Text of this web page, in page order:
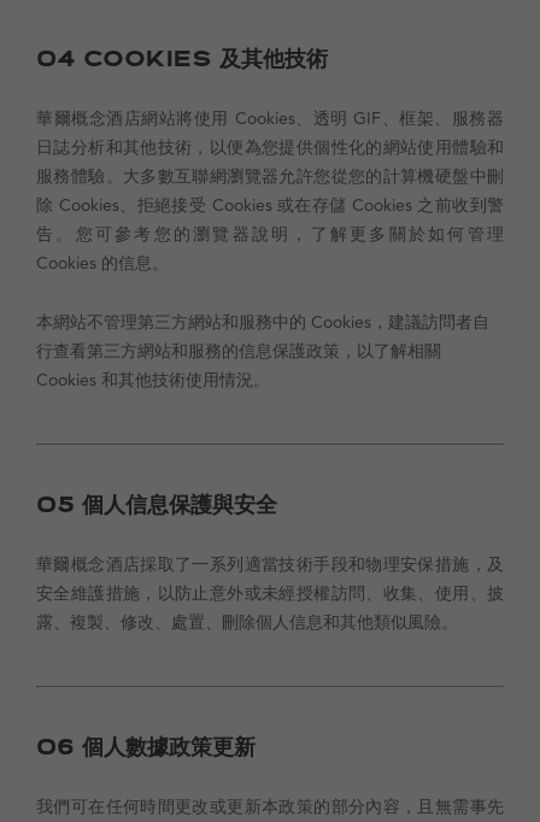
04 COOKIES 及其他技術
華爾概念酒店網站將使用 Cookies、透明 GIF、框架、服務器
日誌分析和其他技術，以便為您提供個性化的網站使用體驗和
服務體驗。大多數互聯網瀏覽器允許您從您的計算機硬盤中刪
除 Cookies、拒絕接受 Cookies 或在存儲 Cookies 之前收到警
告。您可參考您的瀏覽器說明，了解更多關於如何管理
Cookies 的信息。
本網站不管理第三方網站和服務中的 Cookies，建議訪問者自
行查看第三方網站和服務的信息保護政策，以了解相關
Cookies 和其他技術使用情況。
05 個人信息保護與安全
華爾概念酒店採取了一系列適當技術手段和物理安保措施，及
安全維護措施，以防止意外或未經授權訪問、收集、使用、披
露、複製、修改、處置、刪除個人信息和其他類似風險。
06 個人數據政策更新
我們可在任何時間更改或更新本政策的部分內容，且無需事先